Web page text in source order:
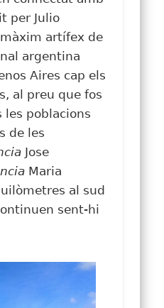
per Julio
artífex de
argentina
Aires cap els
al preu que fos
les poblacions
de les
Jose
Maria
al sud
sent-hi